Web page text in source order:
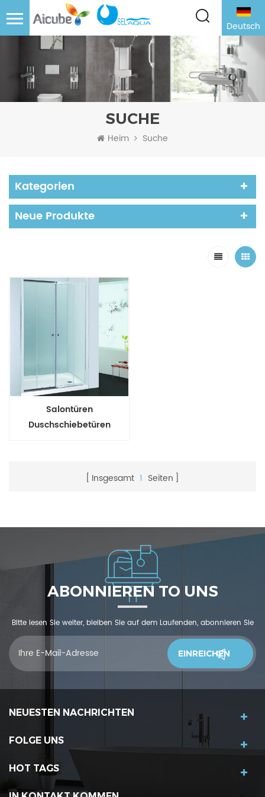
Deutsch
SUCHE
Heim Suche
Kategorien
Neue Produkte
Salontüren
Duschschiebetüren
Insgesamt 1 Seiten
ABONNIEREN TO UNS
Bitte lesen Sie weiter, bleiben Sie auf dem Laufenden, abonnieren Sie
und wir begrüßen Sie, uns was zu sagendu denkst
NEUESTEN NACHRICHTEN
FOLGE UNS
HOT TAGS